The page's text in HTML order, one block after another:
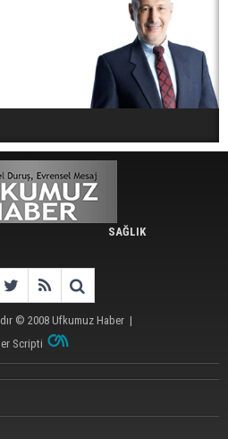
SAĞLIK
© 2008 Ufkumuz Haber |
Scripti